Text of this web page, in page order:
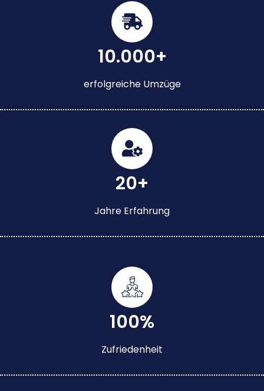
10.000+
erfolgreiche Umzüge
20+
Jahre Erfahrung
100%
Zufriedenheit